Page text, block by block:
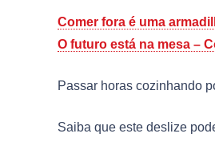
Comer fora é uma
O futuro está na mesa –
Passar horas cozinhando
Saiba que este deslize